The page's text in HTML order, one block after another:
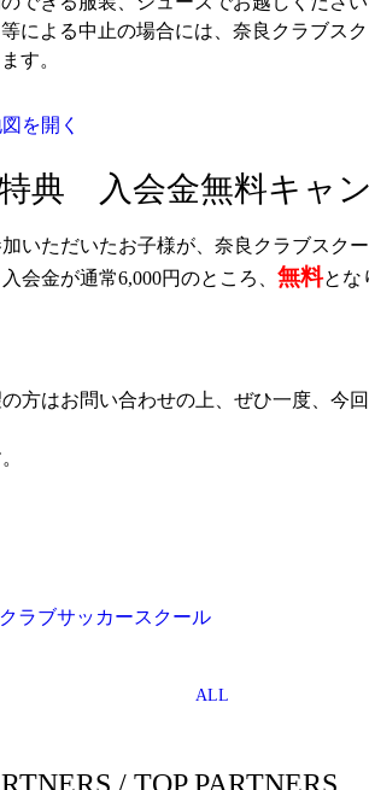
等による中止の場合には、奈良クラブス
す。
を開く
典 入会金無料キャ
いただいたお子様が、奈良クラブスク
会金が通常6,000円のところ、 無料とな
方はお問い合わせの上、ぜひ一度、今
ラブサッカースクール
ALL